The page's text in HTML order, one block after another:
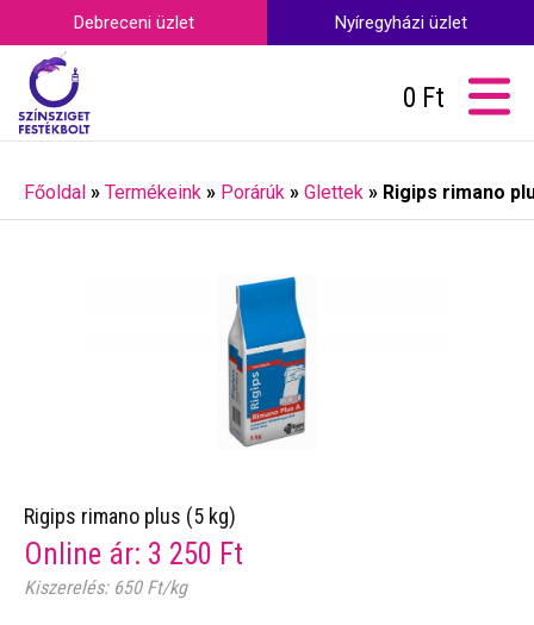
Debreceni üzlet Nyíregyházi üzlet
0 Ft
Főoldal » Termékeink » Porárúk » Glettek » Rigips rimano
Rigips rimano plus (5 kg)
Online ár: 3 250 Ft
Kiszerelés: 650 Ft/kg